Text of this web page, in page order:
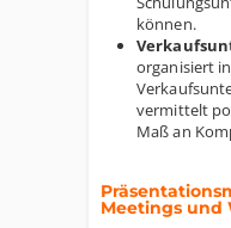
können.
organisiert
vermittelt
Maß an
Meetings und